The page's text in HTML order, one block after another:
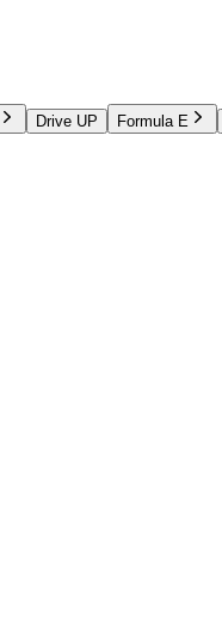
Drive UP Formula E